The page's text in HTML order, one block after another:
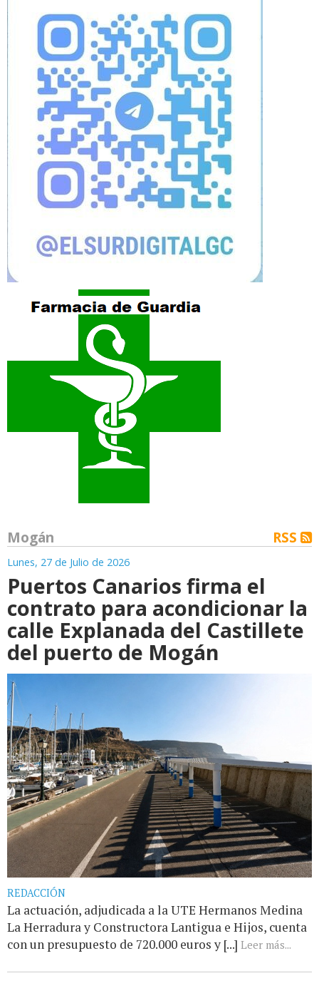
Mogán RSS
Lunes, 27 de Julio de 2026
Puertos Canarios firma el
contrato para acondicionar la
calle Explanada del Castillete
del puerto de Mogán
REDACCIÓN
La actuación, adjudicada a la UTE Hermanos Medina
La Herradura y Constructora Lantigua e Hijos, cuenta
con un presupuesto de 720.000 euros y [...] Leer más...